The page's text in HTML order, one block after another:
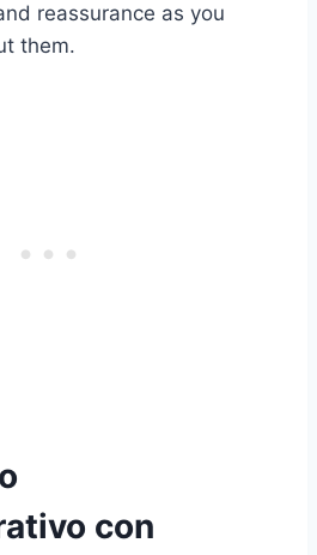
reassurance as you
them.
con